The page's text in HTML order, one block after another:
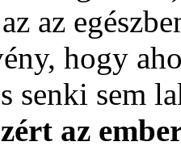
az
hogy
senki sem
az